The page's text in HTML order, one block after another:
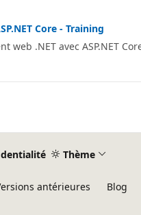
Core - Training
.NET avec ASP.NET
Thème
antérieures Blog